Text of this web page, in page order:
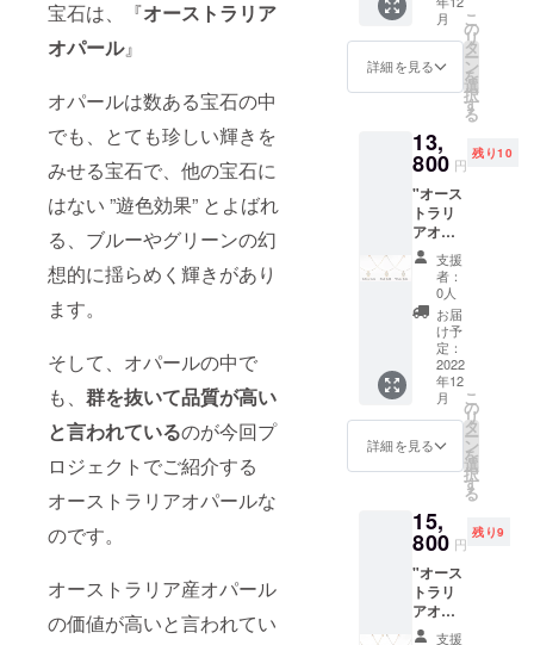
宝石は、『オーストラリア
オパール』
オパールは数ある宝石の中
でも、とても珍しい輝きを
みせる宝石で、他の宝石に
はない ”遊色効果” とよばれ
る、ブルーやグリーンの幻
想的に揺らめく輝きがあり
ます。
そして、オパールの中で
も、 群を抜いて品質が高い
と言われているのが今回プ
ロジェクトでご紹介する
オーストラリアオパールな
のです。
オーストラリア産オパール
の価値が高いと言われてい
ざいま
す。ご
了承下
さい。
ジナル
のジュ
ケース
です。
他には
あまり
ない八
角形の
可愛ら
しいデ
ザイン
で、美
しく
ジュエ
収納し
ていた
ださ
い。 ペ
ンダン
トトッ
：縦
8.7mm
×横
3.5mm
チェー
ンの長
さ：
40cm
サイド
ストー
ン：ホ
ワイト
トパー
ちらの
価格に
は消費
す。 ※
ご注文
使用部
材の供
給状
況、製
材：
K10YG(
イエ
ロー
ゴール
ド) or
(ホワイ
トゴー
ルド) or
K10PG
（ピン
クゴー
ル
ド） ※
オプ
ション
からお
選びく
ださ
い。 石
のサイ
ズ
（約）
3.6mm
全長：
約
39.0m
m 淡水
パー
ル：
月
詳細を見る
こ
の
リ
タ
ー
ン
を
選
択
す
る
13,
800 円
残り10
"オース
トラリ
アオ
パー
ル ラ
ウンド
ネック
レス
細] 素
材：
K10YG(
イエ
ロー
ゴール
ド) or
(ホワイ
トゴー
ルド) or
K10PG
（ピン
クゴー
ル
支援
者：
0人
お届
け予
定：
2022
年12
月
詳細を見る
こ
の
リ
タ
ー
ン
を
選
択
す
る
15,
800 円
残り9
"オース
トラリ
アオ
パー支援